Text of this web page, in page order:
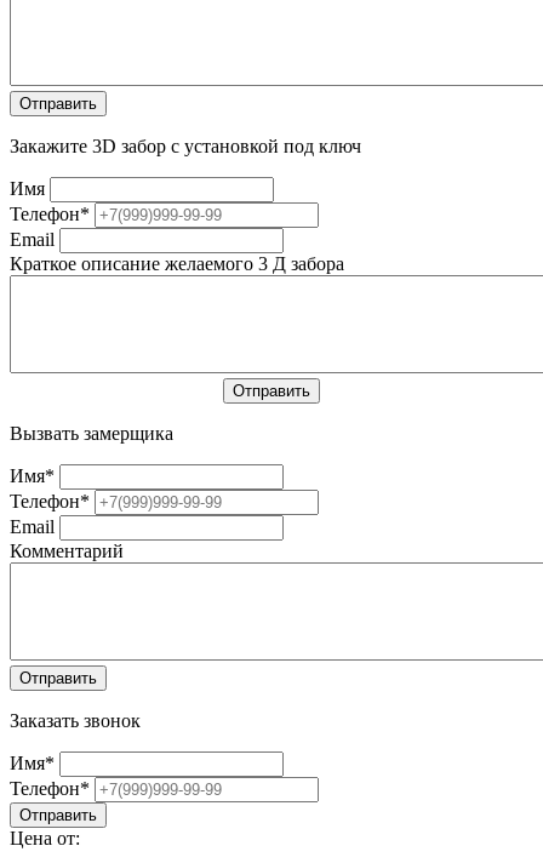
Закажите 3D забор с установкой под ключ
Имя
Телефон*
Email
Краткое описание желаемого 3 Д забора
Вызвать замерщика
Имя*
Телефон*
Email
Комментарий
Заказать звонок
Имя*
Телефон*
Цена от: